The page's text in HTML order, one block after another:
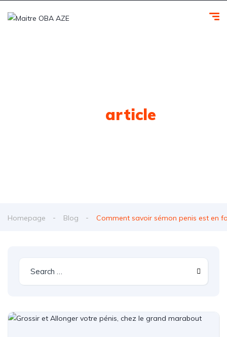
article
Homepage Blog Comment savoir sémon penis est en